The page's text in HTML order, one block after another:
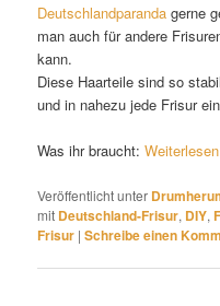
Deutschlandparandagerne
man auch für andere
kann.
Diese Haarteile sind so
und in nahezu jede Frisur
Was ihr braucht:Weiterlesen
Veröffentlicht unter
mit Deutschland-Frisur, DIY,
Frisur |Schreibe einen